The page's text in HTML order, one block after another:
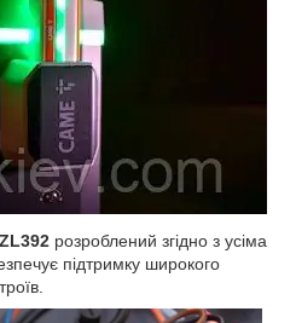
ZL392 розроблений згідно з усіма
підтримку широкого